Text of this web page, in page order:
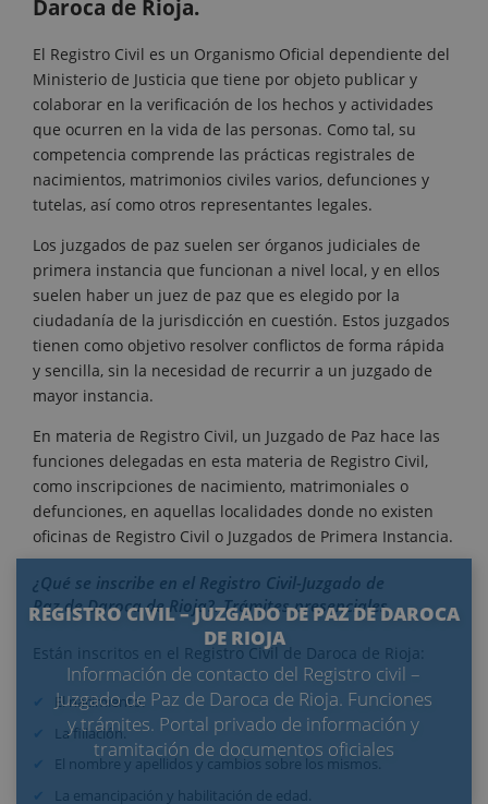
REGISTRO CIVIL – JUZGADO DE PAZ DE DAROCA
DE RIOJA
Información de contacto del Registro civil –
Juzgado de Paz de Daroca de Rioja. Funciones
y trámites. Portal privado de información y
tramitación de documentos oficiales
Daroca de Rioja.
El Registro Civil es un Organismo Oficial dependiente del
Ministerio de Justicia que tiene por objeto publicar y
colaborar en la verificación de los hechos y actividades
que ocurren en la vida de las personas. Como tal, su
competencia comprende las prácticas registrales de
nacimientos, matrimonios civiles varios, defunciones y
tutelas, así como otros representantes legales.
Los juzgados de paz suelen ser órganos judiciales de
primera instancia que funcionan a nivel local, y en ellos
suelen haber un juez de paz que es elegido por la
ciudadanía de la jurisdicción en cuestión. Estos juzgados
tienen como objetivo resolver conflictos de forma rápida
y sencilla, sin la necesidad de recurrir a un juzgado de
mayor instancia.
En materia de Registro Civil, un Juzgado de Paz hace las
funciones delegadas en esta materia de Registro Civil,
como inscripciones de nacimiento, matrimoniales o
defunciones, en aquellas localidades donde no existen
oficinas de Registro Civil o Juzgados de Primera Instancia.
¿Qué se inscribe en el Registro Civil-Juzgado de
Paz de Daroca de Rioja?. Trámites presenciales.
Están inscritos en el Registro Civil de Daroca de Rioja:
El nacimiento.
La filiación.
El nombre y apellidos y cambios sobre los mismos.
La emancipación y habilitación de edad.